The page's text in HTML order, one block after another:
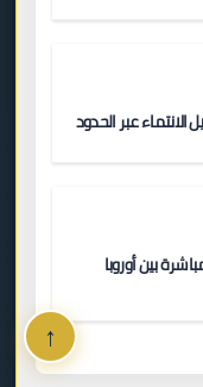
↑
عبر الحدود
بين أوروبا